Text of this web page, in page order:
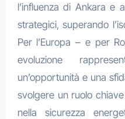
l’influenza di Ankara e
strategici, superando
Per l’Europa – e per
evoluzione
un’opportunità e una
svolgere un ruolo
nella sicurezza